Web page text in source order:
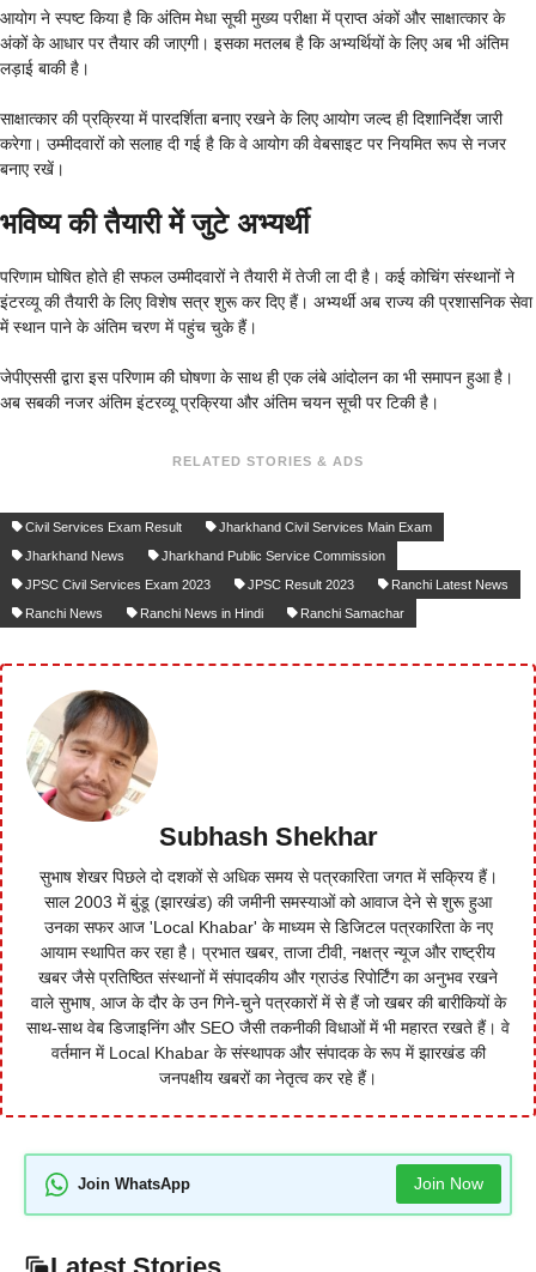
आयोग ने स्पष्ट किया है कि अंतिम मेधा सूची मुख्य परीक्षा में प्राप्त अंकों और साक्षात्कार के
अंकों के आधार पर तैयार की जाएगी। इसका मतलब है कि अभ्यर्थियों के लिए अब भी अंतिम
लड़ाई बाकी है।
साक्षात्कार की प्रक्रिया में पारदर्शिता बनाए रखने के लिए आयोग जल्द ही दिशानिर्देश जारी
करेगा। उम्मीदवारों को सलाह दी गई है कि वे आयोग की वेबसाइट पर नियमित रूप से नजर
बनाए रखें।
भविष्य की तैयारी में जुटे अभ्यर्थी
परिणाम घोषित होते ही सफल उम्मीदवारों ने तैयारी में तेजी ला दी है। कई कोचिंग संस्थानों ने
इंटरव्यू की तैयारी के लिए विशेष सत्र शुरू कर दिए हैं। अभ्यर्थी अब राज्य की प्रशासनिक सेवा
में स्थान पाने के अंतिम चरण में पहुंच चुके हैं।
जेपीएससी द्वारा इस परिणाम की घोषणा के साथ ही एक लंबे आंदोलन का भी समापन हुआ है।
अब सबकी नजर अंतिम इंटरव्यू प्रक्रिया और अंतिम चयन सूची पर टिकी है।
RELATED STORIES & ADS
Civil Services Exam Result
Jharkhand Civil Services Main Exam
Jharkhand News
Jharkhand Public Service Commission
JPSC Civil Services Exam 2023
JPSC Result 2023
Ranchi Latest News
Ranchi News
Ranchi News in Hindi Ranchi Samachar
Subhash Shekhar
सुभाष शेखर पिछले दो दशकों से अधिक समय से पत्रकारिता जगत में सक्रिय हैं।
साल 2003 में बुंडू (झारखंड) की जमीनी समस्याओं को आवाज देने से शुरू हुआ
उनका सफर आज 'Local Khabar' के माध्यम से डिजिटल पत्रकारिता के नए
आयाम स्थापित कर रहा है। प्रभात खबर, ताजा टीवी, नक्षत्र न्यूज और राष्ट्रीय
खबर जैसे प्रतिष्ठित संस्थानों में संपादकीय और ग्राउंड रिपोर्टिंग का अनुभव रखने
वाले सुभाष, आज के दौर के उन गिने-चुने पत्रकारों में से हैं जो खबर की बारीकियों के
साथ-साथ वेब डिजाइनिंग और SEO जैसी तकनीकी विधाओं में भी महारत रखते हैं। वे
वर्तमान में Local Khabar के संस्थापक और संपादक के रूप में झारखंड की
जनपक्षीय खबरों का नेतृत्व कर रहे हैं।
Join WhatsApp Join Now